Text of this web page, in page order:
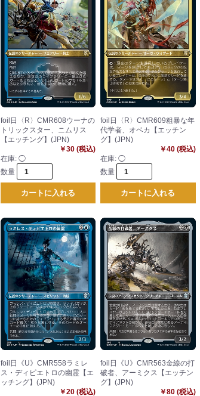
foil日〈R〉CMR608ウーナの
トリックスター、ニムリス
【エッチング】(JPN)
￥30 (税込)
在庫: ◯
数量
カートに入れる
foil日〈R〉CMR609粗暴な年
代学者、オベカ【エッチン
グ】(JPN)
￥40 (税込)
在庫:◯
数量
カートに入れる
foil日《U》CMR558ラミレ
ス・ディピエトロの幽霊【エ
ッチング】(JPN)
￥20 (税込)
foil日《U》CMR563金線の打
破者、アーミクス【エッチン
グ】(JPN)
￥80 (税込)